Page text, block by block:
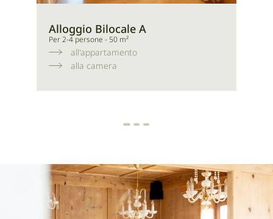
Alloggio Bilocale A
Per 2-4 persone - 50 m²
all'appartamento
alla camera